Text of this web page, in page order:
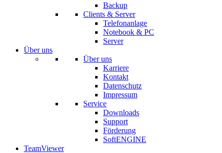
Backup
Clients & Server
Telefonanlage
Notebook & PC
Server
Über uns
Über uns
Karriere
Kontakt
Datenschutz
Impressum
Service
Downloads
Support
Förderung
SoftENGINE
TeamViewer